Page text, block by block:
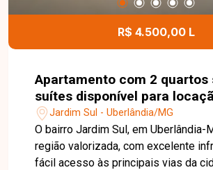
para morar com conforto e
R$ 4.500,00 L
Apartamento com 2 quartos
suítes disponível para
bairro Jardim Sul em
Jardim Sul - Uberlândia/MG
O bairro Jardim Sul, em Uberlândia-
região valorizada, com excelente
fácil acesso às principais vias da